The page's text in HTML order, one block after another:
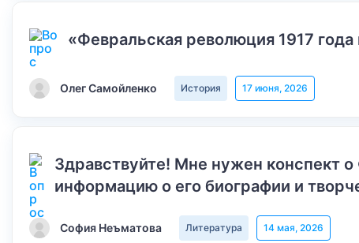
«Февральская революция 1917 года
Олег Самойленко История 17 июня, 2026
Здравствуйте! Мне нужен конспект
информацию о его биографии и
София Неъматова Литература 14 мая, 2026